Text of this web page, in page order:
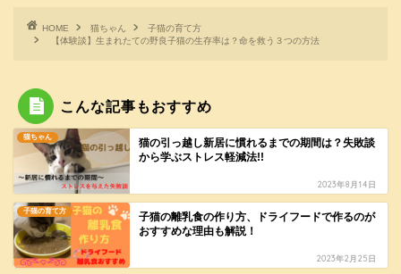
HOME 猫ちゃん
子猫の育て方
【体験談】生まれたての野良子猫の生存率は？命を救う３つの方法
こんな記事もおすすめ
猫ちゃん
猫の引っ越し新居に慣れるまでの期間は？失敗談
から学ぶストレス軽減法!!
2023年8月14日
子猫の育て方
子猫の離乳食の作り方、ドライフードで作るのが
おすすめな理由も解説！
2023年2月25日